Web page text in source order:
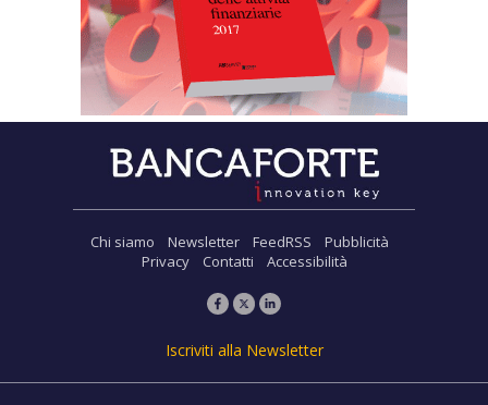
Chi siamo Newsletter FeedRSS
Pubblicità
Privacy
Contatti Accessibilità
Iscriviti alla Newsletter